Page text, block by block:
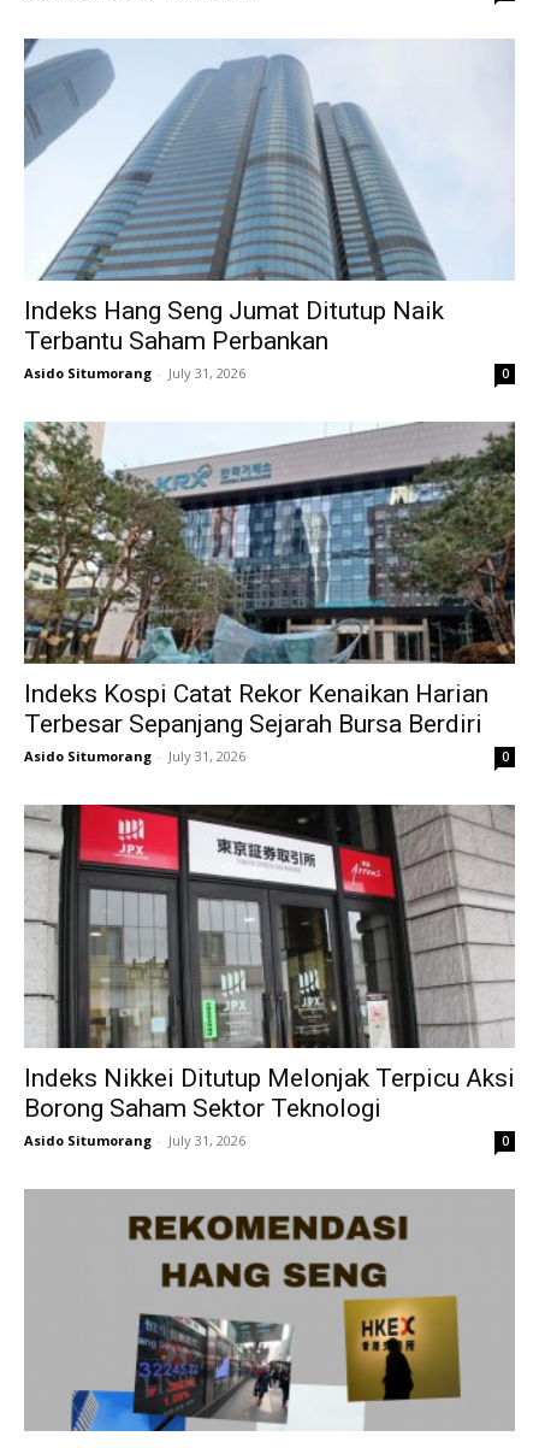
Indeks Hang Seng Jumat Ditutup Naik
Terbantu Saham Perbankan
Asido Situmorang - July 31, 2026 0
Indeks Kospi Catat Rekor Kenaikan Harian
Terbesar Sepanjang Sejarah Bursa Berdiri
Asido Situmorang - July 31, 2026 0
Indeks Nikkei Ditutup Melonjak Terpicu Aksi
Borong Saham Sektor Teknologi
Asido Situmorang - July 31, 2026 0